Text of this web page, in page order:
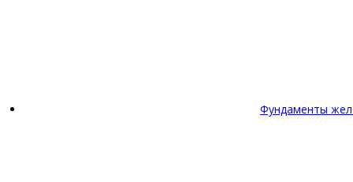
Фундаменты